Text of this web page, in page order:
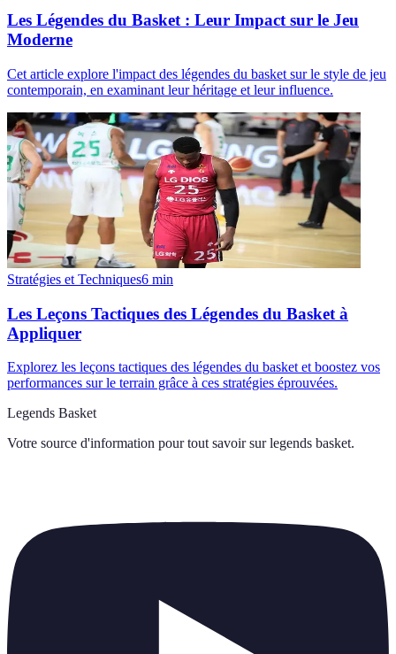
Les Légendes du Basket : Leur Impact sur le Jeu
Moderne
Cet article explore l'impact des légendes du basket sur le style de jeu
contemporain, en examinant leur héritage et leur influence.
Stratégies et Techniques6 min
Les Leçons Tactiques des Légendes du Basket à
Appliquer
Explorez les leçons tactiques des légendes du basket et boostez vos
performances sur le terrain grâce à ces stratégies éprouvées.
Legends Basket
Votre source d'information pour tout savoir sur legends basket.